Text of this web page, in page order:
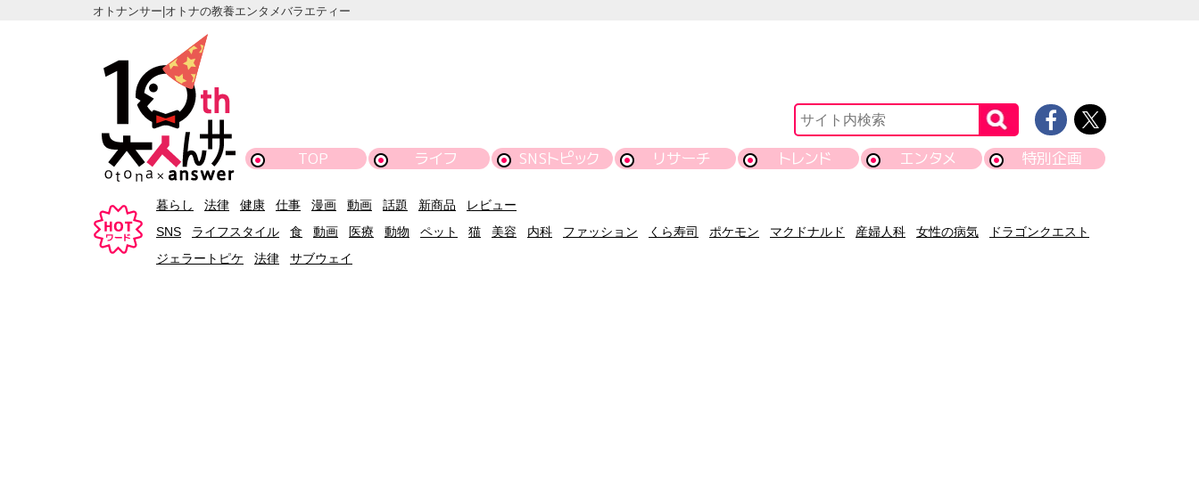
オトナンサー|オトナの教養エンタメバラエティー
TOP ライフ SNSトピック リサーチ トレンド エンタメ 特別企画
暮らし 法律 健康 仕事 漫画 動画 話題 新商品
レビュー
SNS
ライフスタイル 食 動画 医療 動物 ペット 猫 美容 内科 ファッション くら寿司 ポケモン マクドナルド 産婦人科 女性の病気
ドラゴンクエスト
ジェラートピケ
法律 サブウェイ